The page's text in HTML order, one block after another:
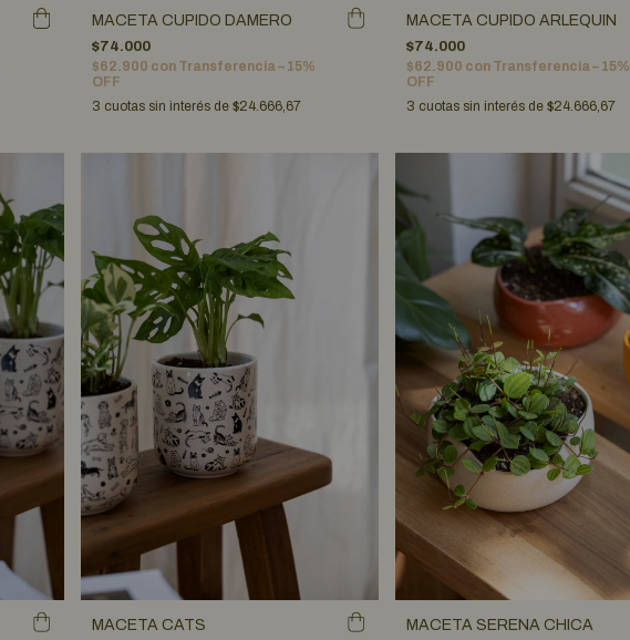
MACETA CUPIDO DAMERO
$74.000
$62.900 con Transferencia – 15%
OFF
3 cuotas sin interés de $24.666,67
MACETA CUPIDO ARLEQUIN
$74.000
$62.900 con Transferencia – 15%
OFF
3 cuotas sin interés de $24.666,67
MACETA CATS MACETA SERENA CHICA